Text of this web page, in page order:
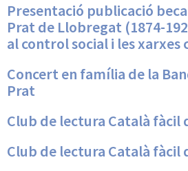
Presentació publicació
Prat de Llobregat (1874-
al control social i les
Concert en família de la
Prat
Club de lectura Català fàcil
Club de lectura Català fàcil